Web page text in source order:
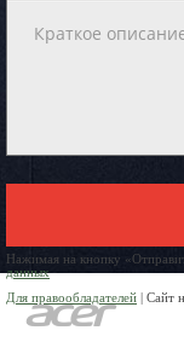
Нажимая на кнопку
данных
Для правообладателей | Сайт